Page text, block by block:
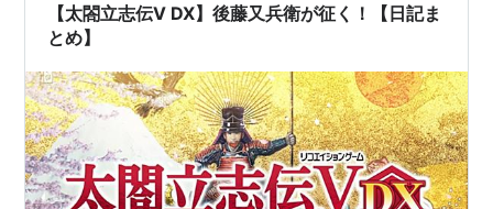
【太閤立志伝Ⅴ DX】後藤又兵衛が征く！【日記ま
とめ】